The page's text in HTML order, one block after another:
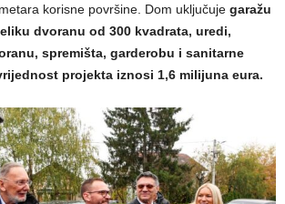
korisne površine. Dom uključuje garažu
dvoranu od 300 kvadrata, uredi,
spremišta, garderobu i sanitarne
projekta iznosi 1,6 milijuna eura.